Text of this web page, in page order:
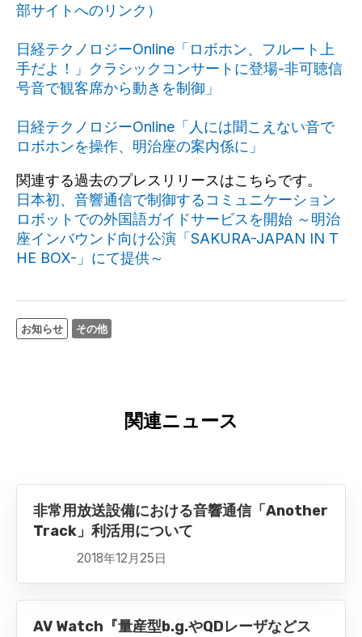
部サイトへのリンク）
日経テクノロジーOnline「ロボホン、フルート上
手だよ！」クラシックコンサートに登場-非可聴信
号音で観客席から動きを制御」
日経テクノロジーOnline「人には聞こえない音で
ロボホンを操作、明治座の案内係に」
関連する過去のプレスリリースはこちらです。
日本初、音響通信で制御するコミュニケーション
ロボットでの外国語ガイドサービスを開始 ～明治
座インバウンド向け公演「SAKURA-JAPAN IN T
HE BOX-」にて提供～
お知らせ その他
関連ニュース
非常用放送設備における音響通信「Another
Track」利活用について
2018年12月25日
AV Watch『量産型b.g.やQDレーザなどス